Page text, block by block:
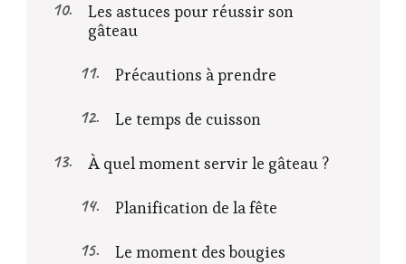
Les astuces pour réussir son
gâteau
Précautions à prendre
Le temps de cuisson
À quel moment servir le gâteau ?
Planification de la fête
Le moment des bougies